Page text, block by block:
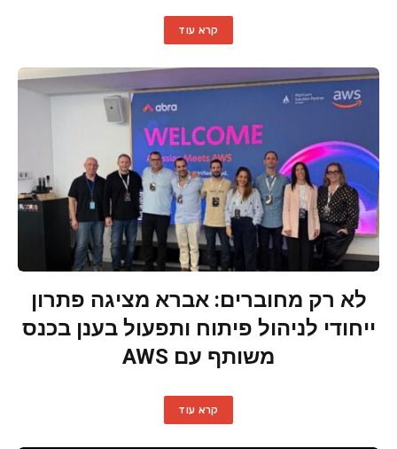
קרא עוד
לא רק מחוברים: אברא מציגה פתרון
ייחודי לניהול פיתוח ותפעול בענן בכנס
משותף עם AWS
קרא עוד